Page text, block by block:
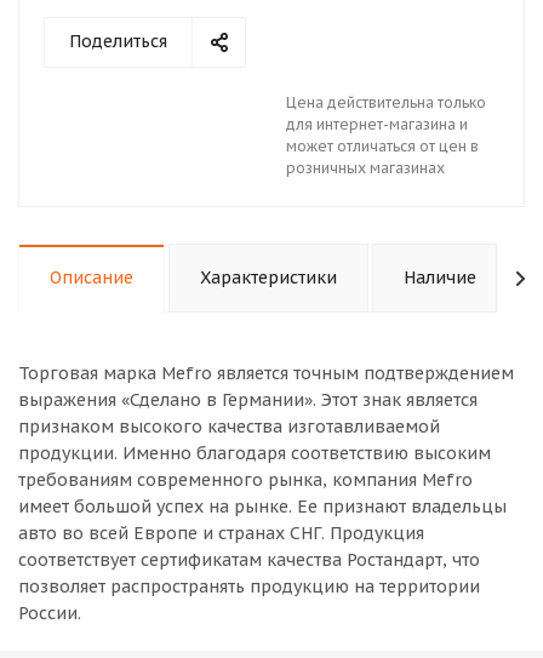
Поделиться
Цена действительна только
для интернет-магазина и
может отличаться от цен в
розничных магазинах
Описание Характеристики Наличие
Торговая марка Mefro является точным подтверждением
выражения «Сделано в Германии». Этот знак является
признаком высокого качества изготавливаемой
продукции. Именно благодаря соответствию высоким
требованиям современного рынка, компания Mefro
имеет большой успех на рынке. Ее признают владельцы
авто во всей Европе и странах СНГ. Продукция
соответствует сертификатам качества Ростандарт, что
позволяет распространять продукцию на территории
России.